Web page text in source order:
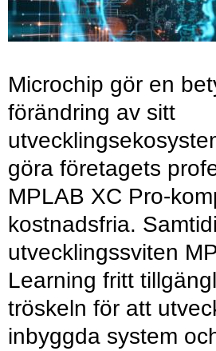
Microchip gör en
förändring av sitt
göra företagets
MPLAB XC Pro-
kostnadsfria.
utvecklingssviten
Learning fritt
tröskeln för att
inbyggda system